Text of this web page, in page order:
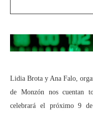
Lidia Brota y Ana Falo,
de Monzón nos cuentan
celebrará el próximo 9